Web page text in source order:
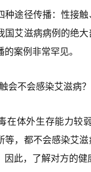
种途径传播：性接
国艾滋病病例的绝
案例非常罕见。
会不会感染艾滋病？
在体外生存能力较
等，都不会感染艾
此，了解对方的健